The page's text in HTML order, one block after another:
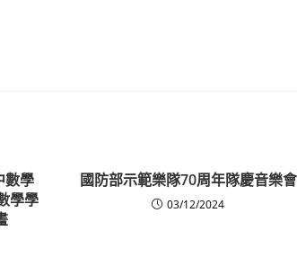
數學
學學
國防部示範樂隊70周年隊慶音樂會
03/12/2024